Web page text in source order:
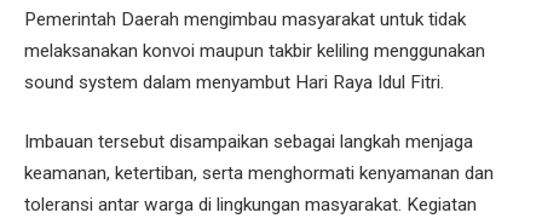
Pemerintah Daerah mengimbau masyarakat untuk tidak
melaksanakan konvoi maupun takbir keliling menggunakan
sound system dalam menyambut Hari Raya Idul Fitri.
Imbauan tersebut disampaikan sebagai langkah menjaga
keamanan, ketertiban, serta menghormati kenyamanan dan
toleransi antar warga di lingkungan masyarakat. Kegiatan